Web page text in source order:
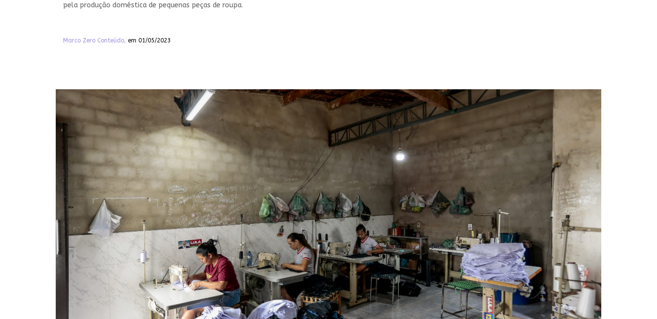
pela produção doméstica de pequenas peças de roupa.
Marco Zero Conteúdo, em 01/05/2023